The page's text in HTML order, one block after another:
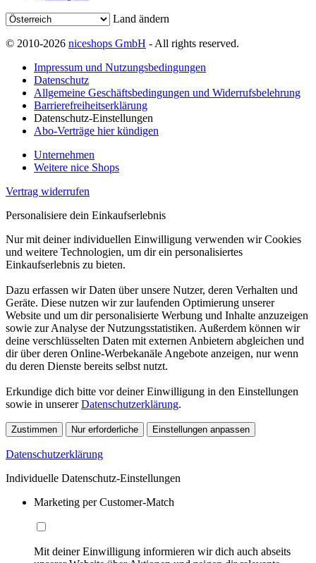
Land ändern
© 2010-2026 niceshops GmbH - All rights reserved.
Impressum und Nutzungsbedingungen
Datenschutz
Allgemeine Geschäftsbedingungen und Widerrufsbelehrung
Barrierefreiheitserklärung
Datenschutz-Einstellungen
Abo-Verträge hier kündigen
Unternehmen
Weitere nice Shops
Vertrag widerrufen
Personalisiere dein Einkaufserlebnis
Nur mit deiner individuellen Einwilligung verwenden wir Cookies
und weitere Technologien, um dir ein personalisiertes
Einkaufserlebnis zu bieten.
Dazu erfassen wir Daten über unsere Nutzer, deren Verhalten und
Geräte. Diese nutzen wir zur laufenden Optimierung unserer
Website und um dir personalisierte Werbung und Inhalte anzuzeigen
sowie zur Analyse der Nutzungsstatistiken. Außerdem können wir
deine verschlüsselten Daten mit externen Anbietern abgleichen und
dir über deren Online-Werbekanäle Angebote anzeigen, nur wenn
du deren Dienste bereits selbst nutzt.
Erkundige dich bitte vor deiner Einwilligung in den Einstellungen
sowie in unsererDatenschutzerklärung.
Zustimmen Nur erforderliche Einstellungen anpassen
Datenschutzerklärung
Individuelle Datenschutz-Einstellungen
Marketing per Customer-Match
Mit deiner Einwilligung informieren wir dich auch abseits